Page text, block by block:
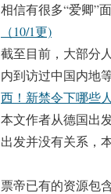
相信有很多“爱卿”
（10/1更)
截至目前，大部分
内到访过中国内地
西！新禁令下哪些
本文作者从德国出
出发并没有关系，
票帝已有的资源包